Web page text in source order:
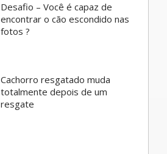
Desafio – Você é capaz de
encontrar o cão escondido nas
fotos ?
Cachorro resgatado muda
totalmente depois de um
resgate